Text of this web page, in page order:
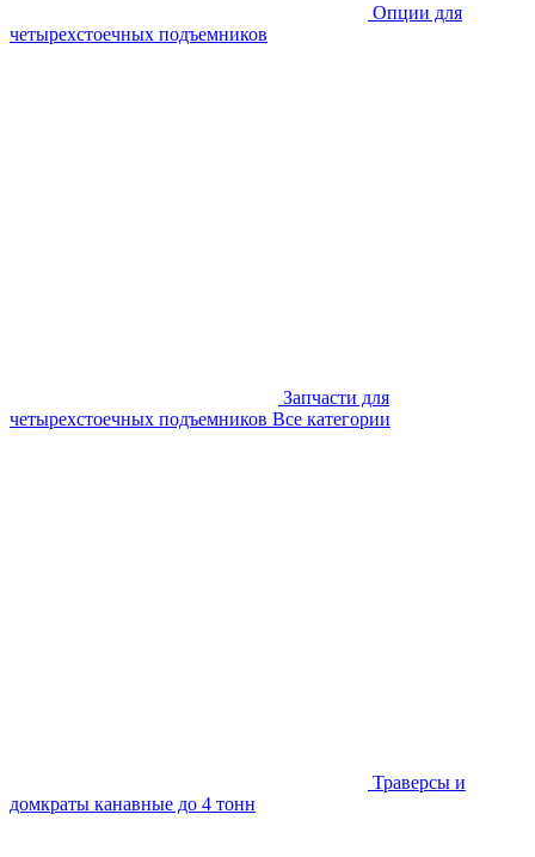
Опции для
четырехстоечных подъемников
Запчасти для
четырехстоечных подъемников Все категории
Траверсы и
домкраты канавные до 4 тонн